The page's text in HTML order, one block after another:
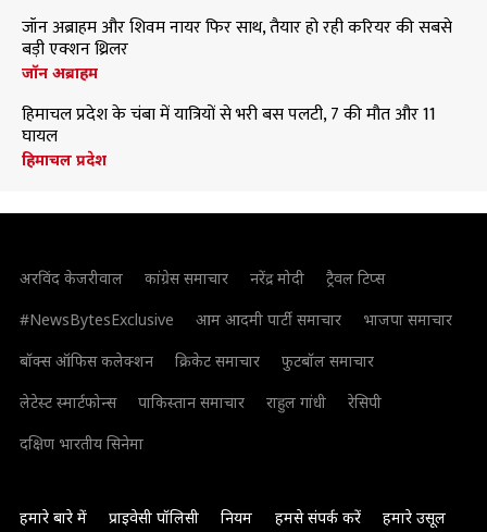
जॉन अब्राहम और शिवम नायर फिर साथ, तैयार हो रही करियर की सबसे
बड़ी एक्शन थ्रिलर
जॉन अब्राहम
हिमाचल प्रदेश के चंबा में यात्रियों से भरी बस पलटी, 7 की मौत और 11
घायल
हिमाचल प्रदेश
अरविंद केजरीवाल कांग्रेस समाचार नरेंद्र मोदी
ट्रैवल टिप्स
#NewsBytesExclusive
आम आदमी पार्टी समाचार
भाजपा समाचार
बॉक्स ऑफिस कलेक्शन
क्रिकेट समाचार
फुटबॉल समाचार
लेटेस्ट स्मार्टफोन्स
पाकिस्तान समाचार राहुल गांधी
रेसिपी
दक्षिण भारतीय सिनेमा
हमारे बारे में प्राइवेसी पॉलिसी नियम हमसे संपर्क करें हमारे उसूल